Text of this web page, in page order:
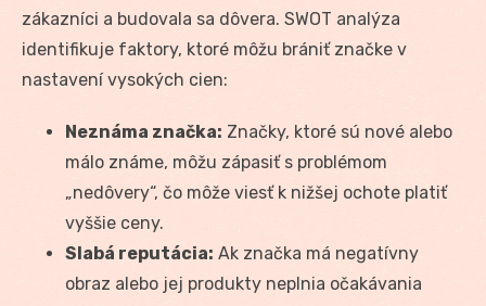
zákazníci a budovala sa dôvera. SWOT analýza
identifikuje faktory, ktoré môžu brániť značke v
nastavení vysokých cien:
Neznáma značka: Značky, ktoré sú nové alebo
málo známe, môžu zápasiť s problémom
„nedôvery“, čo môže viesť k nižšej ochote platiť
vyššie ceny.
Slabá reputácia: Ak značka má negatívny
obraz alebo jej produkty neplnia očakávania